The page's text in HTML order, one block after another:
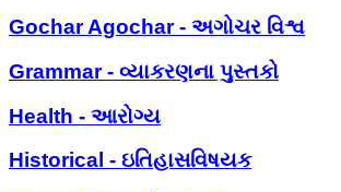
Gochar Agochar - અગોચર વિશ્વ
Grammar - વ્યાકરણના પુસ્તકો
Health - આરોગ્ય
Historical - ઇતિહાસવિષયક